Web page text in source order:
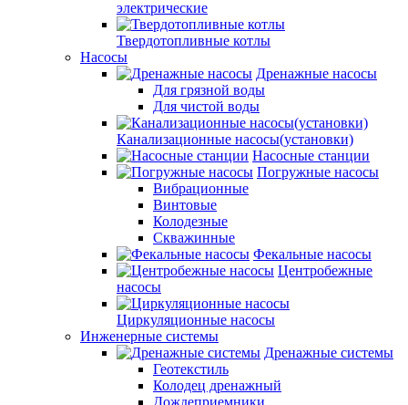
электрические
Твердотопливные котлы
Насосы
Дренажные насосы
Для грязной воды
Для чистой воды
Канализационные насосы(установки)
Насосные станции
Погружные насосы
Вибрационные
Винтовые
Колодезные
Скважинные
Фекальные насосы
Центробежные
насосы
Циркуляционные насосы
Инженерные системы
Дренажные системы
Геотекстиль
Колодец дренажный
Дождеприемники